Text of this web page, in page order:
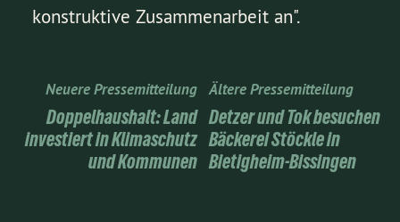
konstruktive Zusammenarbeit an".
Neuere Pressemitteilung
Doppelhaushalt: Land
investiert in Klimaschutz
und Kommunen
Ältere Pressemitteilung
Detzer und Tok besuchen
Bäckerei Stöckle in
Bietigheim-Bissingen